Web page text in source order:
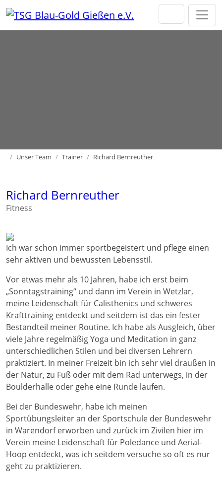
Direkt zur Hauptnavigation springen
Direkt zum Inhalt springen
HomeUnser Team Trainer Richard Bernreuther
Richard Bernreuther
Fitness
Ich war schon immer sportbegeistert und pflege einen
sehr aktiven und bewussten Lebensstil.
Vor etwas mehr als 10 Jahren, habe ich erst beim
„Sonntagstraining“ und dann im Verein in Wetzlar,
meine Leidenschaft für Calisthenics und schweres
Krafttraining entdeckt und seitdem ist das ein fester
Bestandteil meiner Routine. Ich habe als Ausgleich, über
viele Jahre regelmäßig Yoga und Meditation in ganz
unterschiedlichen Stilen und bei diversen Lehrern
praktiziert. In meiner Freizeit bin ich sehr viel draußen in
der Natur, zu Fuß oder mit dem Rad unterwegs, in der
Boulderhalle oder gehe eine Runde laufen.
Bei der Bundeswehr, habe ich meinen
Sportübungsleiter an der Sportschule der Bundeswehr
in Warendorf erworben und zurück im Zivilen hier im
Verein meine Leidenschaft für Poledance und Aerial-
Hoop entdeckt, was ich seitdem versuche so oft es nur
geht zu praktizieren.